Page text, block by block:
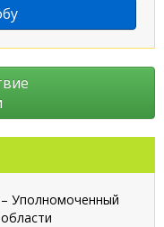
Уполномоченный